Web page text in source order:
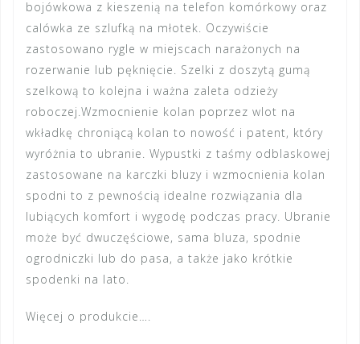
bojówkowa z kieszenią na telefon komórkowy oraz
calówka ze szlufką na młotek. Oczywiście
zastosowano rygle w miejscach narażonych na
rozerwanie lub pęknięcie. Szelki z doszytą gumą
szelkową to kolejna i ważna zaleta odzieży
roboczej.Wzmocnienie kolan poprzez wlot na
wkładkę chroniącą kolan to nowość i patent, który
wyróżnia to ubranie. Wypustki z taśmy odblaskowej
zastosowane na karczki bluzy i wzmocnienia kolan
spodni to z pewnością idealne rozwiązania dla
lubiących komfort i wygodę podczas pracy. Ubranie
może być dwuczęściowe, sama bluza, spodnie
ogrodniczki lub do pasa, a także jako krótkie
spodenki na lato.
Więcej o produkcie….